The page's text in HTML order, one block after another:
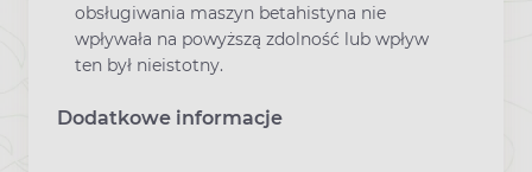
obsługiwania maszyn betahistyna nie
wpływała na powyższą zdolność lub wpływ
ten był nieistotny.
Dodatkowe informacje